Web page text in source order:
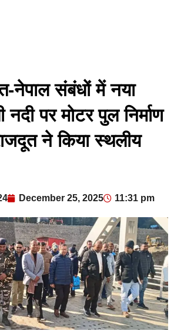
नेपाल संबंधों में नया
पर मोटर पुल निर्माण
ने किया स्थलीय
December 25, 2025 11:31 pm